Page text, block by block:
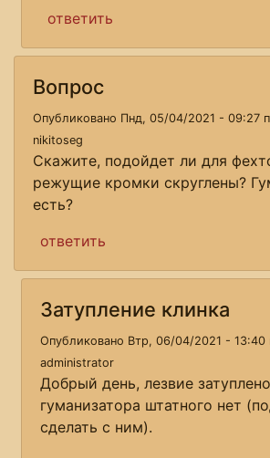
ответить
Вопрос
Опубликовано Пнд, 05/04/2021 - 09:27
nikitoseg
Скажите, подойдет ли для
режущие кромки скруглены?
есть?
ответить
Затупление клинка
Опубликовано Втр, 06/04/2021 - 13:40
administrator
Добрый день, лезвие
гуманизатора штатного нет
сделать с ним).